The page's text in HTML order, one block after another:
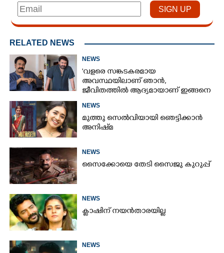
RELATED NEWS
NEWS
'വളരെ സങ്കടകരമായ
അവസ്ഥയിലാണ് ഞാൻ,
ജീവിതത്തിൽ ആദ്യമായാണ് ഇങ്ങനെ
സംഭവിക്കുന്നത്'; വീഡിയോ പങ്കുവച്ച്
മോഹൻലാൽ
NEWS
മുത്തു സെൽവിയായി ഞെട്ടിക്കാൻ
അനിഷ്‌മ
NEWS
സൈക്കോയെ തേടി സൈജു കുറുപ്പ്
NEWS
ക്ലാഷിന് നയൻതാരയില്ല
NEWS